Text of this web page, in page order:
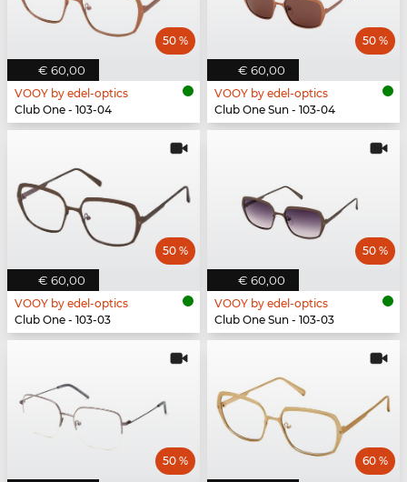
€ 60,00
50 %
VOOY by edel-optics
Club One - 103-04
€ 60,00
50 %
VOOY by edel-optics
Club One Sun - 103-04
€ 60,00
50 %
VOOY by edel-optics
Club One - 103-03
€ 60,00
50 %
VOOY by edel-optics
Club One Sun - 103-03
50 % 60 %